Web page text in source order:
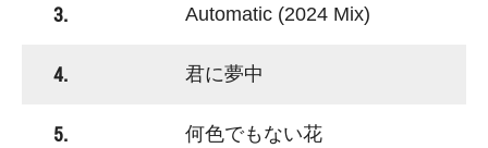
3. Automatic (2024 Mix)
4. 君に夢中
5. 何色でもない花